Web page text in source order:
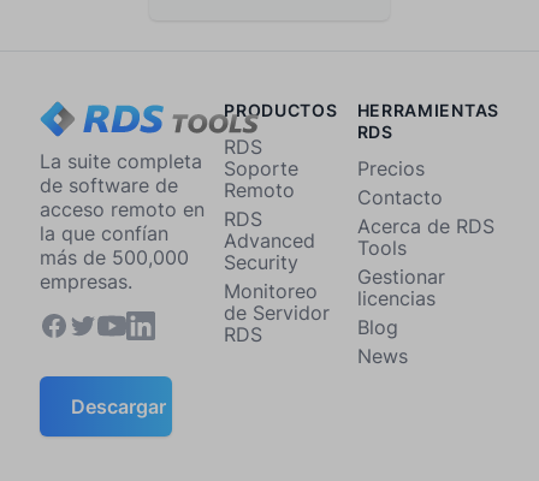
La suite completa
de software de
acceso remoto en
la que confían
más de 500,000
empresas.
Descargar
PRODUCTOS
RDS
Soporte
Remoto
RDS
Advanced
Security
Monitoreo
de Servidor
RDS
HERRAMIENTAS
RDS
Precios
Contacto
Acerca de RDS
Tools
Gestionar
licencias
Blog
News